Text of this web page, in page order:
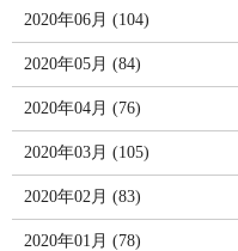
2020年06月 (104)
2020年05月 (84)
2020年04月 (76)
2020年03月 (105)
2020年02月 (83)
2020年01月 (78)